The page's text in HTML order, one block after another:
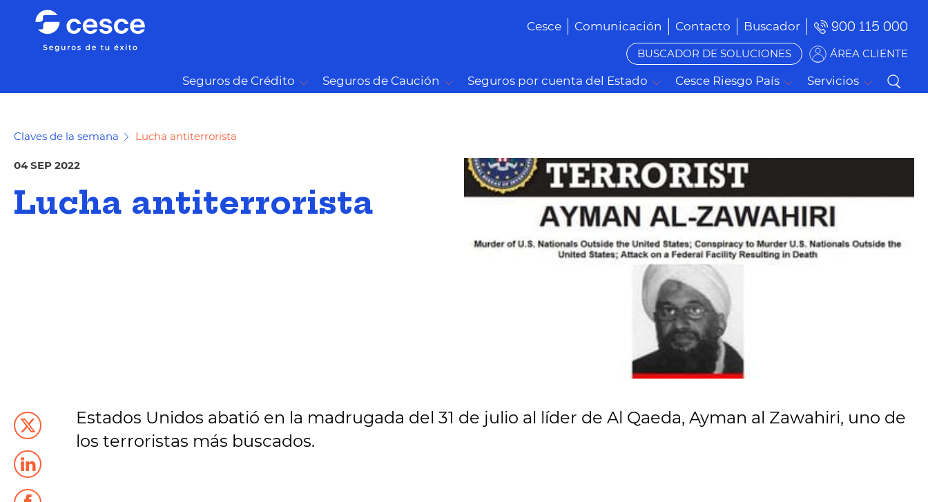
Cesce Comunicación Contacto Buscador 900 115 000
BUSCADOR DE SOLUCIONES ÁREA CLIENTE
Seguros de Crédito Seguros de Caución Seguros por cuenta del Estado Cesce Riesgo País Servicios
Claves de la semana Lucha antiterrorista
04 SEP 2022
Lucha antiterrorista
Estados Unidos abatió en la madrugada del 31 de julio al líder de Al Qaeda, Ayman al Zawahiri, uno de
los terroristas más buscados.